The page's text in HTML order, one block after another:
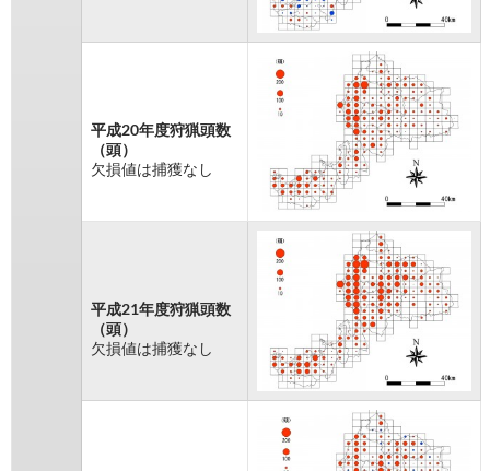
平成20年度狩猟頭数
（頭）
欠損値は捕獲なし
平成21年度狩猟頭数
（頭）
欠損値は捕獲なし